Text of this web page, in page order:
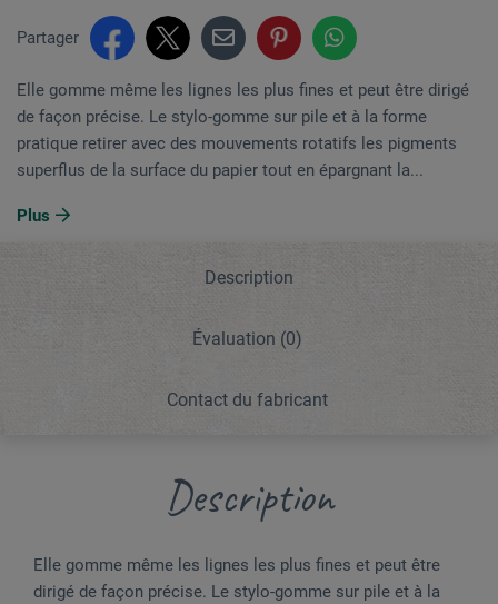
Partager
Elle gomme même les lignes les plus fines et peut être dirigé
de façon précise. Le stylo-gomme sur pile et à la forme
pratique retirer avec des mouvements rotatifs les pigments
superflus de la surface du papier tout en épargnant la...
Plus
Description
Évaluation (0)
Contact du fabricant
Description
Elle gomme même les lignes les plus fines et peut être
dirigé de façon précise. Le stylo-gomme sur pile et à la